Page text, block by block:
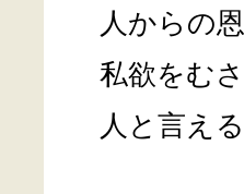
人からの
私欲をむ
人と言え